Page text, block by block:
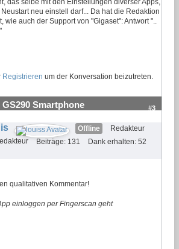
neu einstell darf... Da hat die Redaktion
wie auch der Support von "Gigaset": Antwort "..
Registrieren um der Konversation beizutreten.
Smartphone #3
Offline
Redakteur
Beiträge: 131
Dank erhalten: 52
qualitativen Kommentar!
einloggen per Fingerscan geht